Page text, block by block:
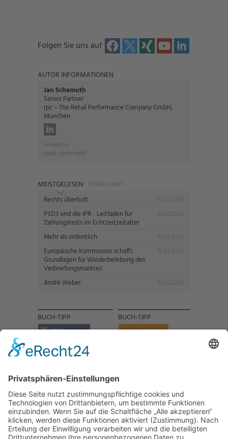
Folgen Sie uns auf
AUTOR INFORMATIONEN
Jan Schemuth
Senior Partner
rpc – The Retail Performance Company GmbH,
München
Schreibt für:
bank und markt
MEISTGELESEN INSGESAMT
Rechts überholt
PSD3 und die IPR - Leitfaden für
Zahlungstests im Echtzeitzeitalter
Mehr als ordentlich
Europäische Kommission schafft
Grundlagen für Wiederbelebung des
Verbriefungsmarktes
André Weber
BUCH-TIPP BUCH-TIPP